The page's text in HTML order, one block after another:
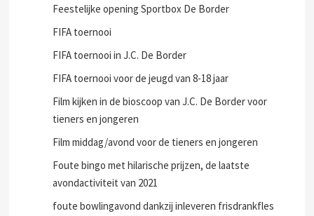
Feestelijke opening Sportbox De Border
FIFA toernooi
FIFA toernooi in J.C. De Border
FIFA toernooi voor de jeugd van 8-18 jaar
Film kijken in de bioscoop van J.C. De Border voor
tieners en jongeren
Film middag/avond voor de tieners en jongeren
Foute bingo met hilarische prijzen, de laatste
avondactiviteit van 2021
foute bowlingavond dankzij inleveren frisdrankfles